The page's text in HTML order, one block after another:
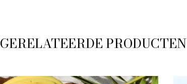
GERELATEERDE PRODUCTEN